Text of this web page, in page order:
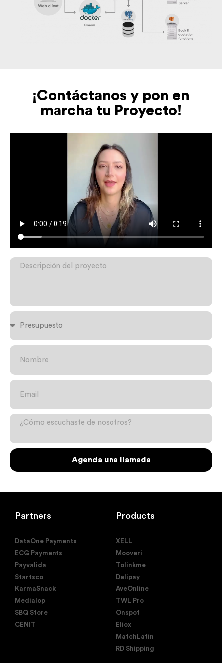
¡Contáctanos y pon en
marcha tu Proyecto!
Agenda una llamada
Partners
DataOne Payments
ECG Payments
Payvalida
Startsco
KarmaSnack
Medialop
SBQ Store
CENIT
Products
XELL
Mooveri
Tolinkme
Delipay
AveOnline
TWL Pro
Onspot
Eliox
MatchLatin
RD Shipping